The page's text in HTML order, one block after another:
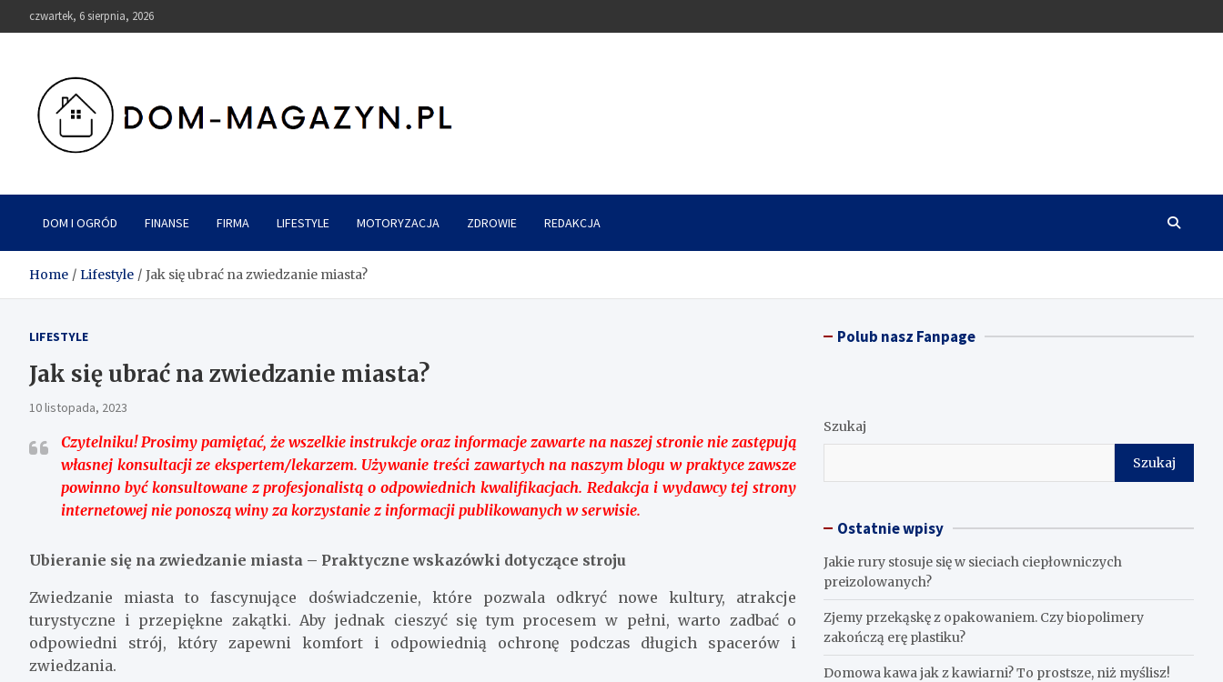
to
czwartek, 6 sierpnia, 2026
Dom-Magazyn.pl
DOM I OGRÓD FINANSE FIRMA LIFESTYLE MOTORYZACJA ZDROWIE REDAKCJA
Home Lifestyle Jak się ubrać na zwiedzanie miasta?
LIFESTYLE
Jak się ubrać na zwiedzanie miasta?
10 listopada, 2023
Czytelniku!Prosimy pamiętać, że wszelkie instrukcje oraz informacje zawarte na naszej stronie nie zastępują
własnej konsultacji ze ekspertem/lekarzem. Używanie treści zawartych na naszym blogu w praktyce zawsze
powinno być konsultowane z profesjonalistą o odpowiednich kwalifikacjach. Redakcja i wydawcy tej strony
internetowej nie ponoszą winy za korzystanie z informacji publikowanych w serwisie.
Ubieranie się na zwiedzanie miasta – Praktyczne wskazówki dotyczące stroju
Zwiedzanie miasta to fascynujące doświadczenie, które pozwala odkryć nowe kultury, atrakcje
turystyczne i przepiękne zakątki. Aby jednak cieszyć się tym procesem w pełni, warto zadbać o
odpowiedni strój, który zapewni komfort i odpowiednią ochronę podczas długich spacerów i
zwiedzania.
Polub nasz Fanpage
Szukaj
Szukaj
Ostatnie wpisy
Jakie rury stosuje się w sieciach ciepłowniczych
preizolowanych?
Zjemy przekąskę z opakowaniem. Czy biopolimery
zakończą erę plastiku?
​Domowa kawa jak z kawiarni? To prostsze, niż myślisz!